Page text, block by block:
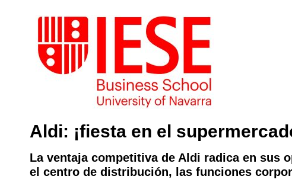
Aldi: ¡fiesta en el
La ventaja competitiva de Aldi radica en sus
el centro de distribución, las funciones